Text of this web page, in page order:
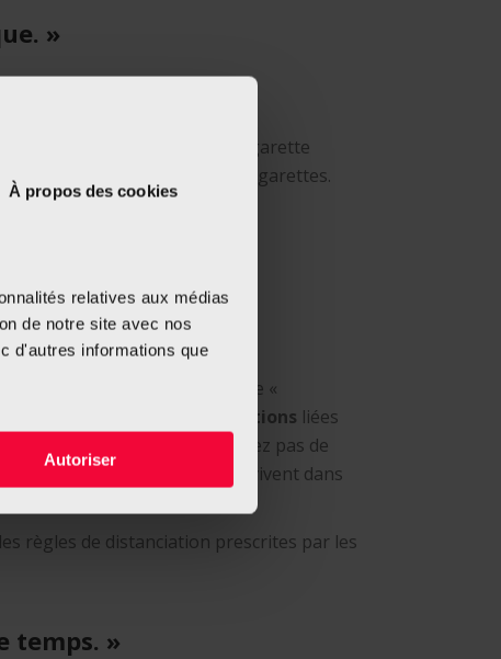
À propos des cookies
relatives aux médias
de notre site avec nos
d'autres informations que
Autoriser
»
pas combiner e-cigarette et cigarette
si elle est combinée avec les cigarettes.
e-cigarette.
à l'intérieur »
C’est ce que l’on appelle le «
plus sensible aux infections liées
entourage : si vous n’avez pas de
pour les personnes qui vivent dans
règles de distanciation prescrites par les
temps. »